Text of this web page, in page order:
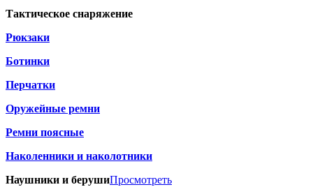
Тактическое снаряжение
Рюкзаки
Ботинки
Перчатки
Оружейные ремни
Ремни поясные
Наколенники и наколотники
Наушники и берушиПросмотреть